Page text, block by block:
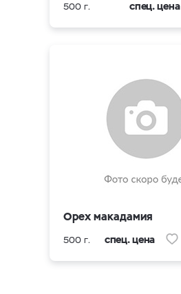
500 г. спец. цена
Орех макадамия
500 г. спец. цена